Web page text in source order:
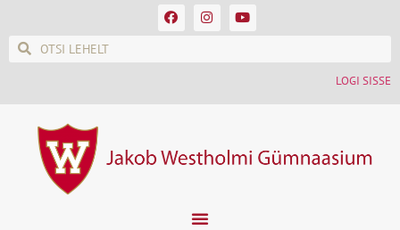
LOGI SISSE